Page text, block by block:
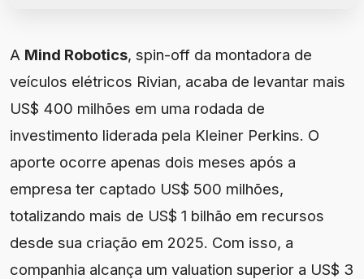
A Mind Robotics, spin-off da montadora de
veículos elétricos Rivian, acaba de levantar mais
US$ 400 milhões em uma rodada de
investimento liderada pela Kleiner Perkins. O
aporte ocorre apenas dois meses após a
empresa ter captado US$ 500 milhões,
totalizando mais de US$ 1 bilhão em recursos
desde sua criação em 2025. Com isso, a
companhia alcança um valuation superior a US$ 3